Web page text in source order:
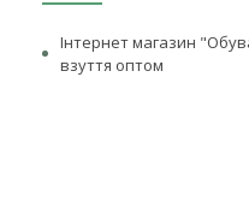
Інтернет магазин
взуття оптом